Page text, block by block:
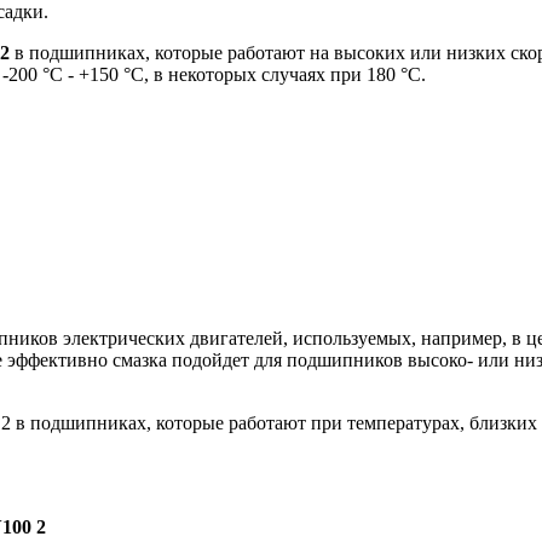
в подшипниках, которые работают на высоких или низких
°С - +150 °С, в некоторых случаях при 180 °С.
электрических двигателей, используемых, например,
эффективно смазка подойдет для подшипников высоко- или
в подшипниках, которые работают при температурах,
2